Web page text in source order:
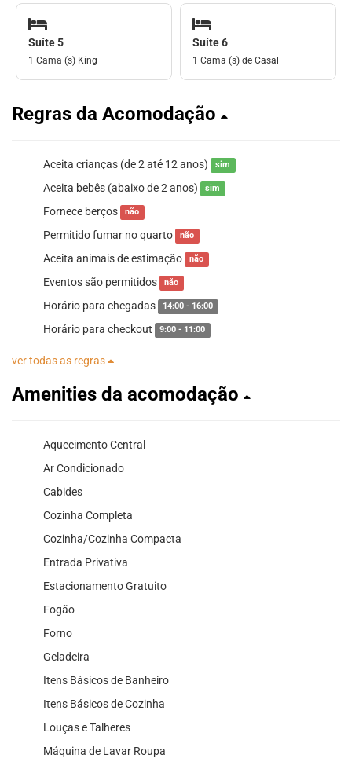
Suíte 5
1 Cama (s) King
Suíte 6
1 Cama (s) de Casal
Regras da Acomodação
Aceita crianças (de 2 até 12 anos) sim
Aceita bebês (abaixo de 2 anos) sim
Fornece berços não
Permitido fumar no quarto não
Aceita animais de estimação não
Eventos são permitidos não
Horário para chegadas 14:00 - 16:00
Horário para checkout 9:00 - 11:00
ver todas as regras
Amenities da acomodação
Aquecimento Central
Ar Condicionado
Cabides
Cozinha Completa
Cozinha/Cozinha Compacta
Entrada Privativa
Estacionamento Gratuito
Fogão
Forno
Geladeira
Itens Básicos de Banheiro
Itens Básicos de Cozinha
Louças e Talheres
Máquina de Lavar Roupa